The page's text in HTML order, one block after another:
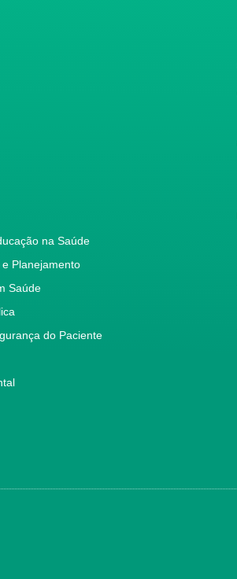
na Saúde
Planejamento
Saúde
do Paciente